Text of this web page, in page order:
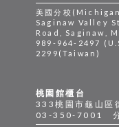
桃園館櫃台
333桃園市龜山區
03-350-7001
美國分校
Saginaw Valley
Road, Saginaw,
989-964-2497
2299(Taiwan)